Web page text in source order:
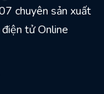
chuyên sản xuất
tử Online